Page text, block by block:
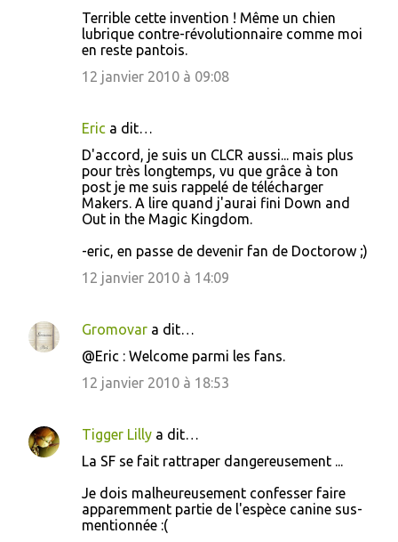
Terrible cette invention ! Même un chien
lubrique contre-révolutionnaire comme moi
en reste pantois.
12 janvier 2010 à 09:08
Eric a dit…
D'accord, je suis un CLCR aussi... mais plus
pour très longtemps, vu que grâce à ton
post je me suis rappelé de télécharger
Makers. A lire quand j'aurai fini Down and
Out in the Magic Kingdom.
-eric, en passe de devenir fan de Doctorow ;)
12 janvier 2010 à 14:09
Gromovar a dit…
@Eric : Welcome parmi les fans.
12 janvier 2010 à 18:53
Tigger Lilly a dit…
La SF se fait rattraper dangereusement ...
Je dois malheureusement confesser faire
apparemment partie de l'espèce canine sus-
mentionnée :(